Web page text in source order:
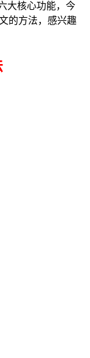
大核心功能，今
的方法，感兴趣